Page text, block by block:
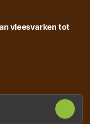
vleesvarken tot